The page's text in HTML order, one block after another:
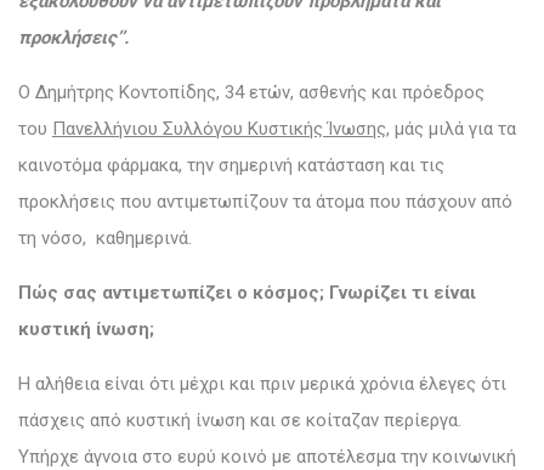
προκλήσεις’’.
Ο Δημήτρης Κοντοπίδης, 34 ετών, ασθενής και πρόεδρος
του Πανελλήνιου Συλλόγου Κυστικής Ίνωσης, μάς μιλά για τα
καινοτόμα φάρμακα, την σημερινή κατάσταση και τις
προκλήσεις που αντιμετωπίζουν τα άτομα που πάσχουν από
τη νόσο, καθημερινά.
Πώς σας αντιμετωπίζει ο κόσμος; Γνωρίζει τι είναι
κυστική ίνωση;
Η αλήθεια είναι ότι μέχρι και πριν μερικά χρόνια έλεγες ότι
πάσχεις από κυστική ίνωση και σε κοίταζαν περίεργα.
Υπήρχε άγνοια στο ευρύ κοινό με αποτέλεσμα την κοινωνική